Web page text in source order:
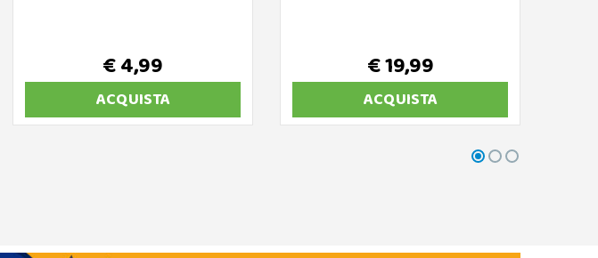
€ 4,99
ACQUISTA
€ 19,99
ACQUISTA